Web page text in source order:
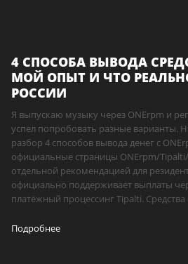
4 СПОСОБА ВЫВОДА
МОЙ ОПЫТ И ЧТО
РОССИИ
Я выпускаю музыку через ONErpm и
успел попробовать разные варианты.
разбор 4 способов вывода денег с
официальные страницы ONErpm/
отдельной рекомендацией для
официально поддерживает выплаты
платёжный процессинг Tipalti. Средства
Подробнее